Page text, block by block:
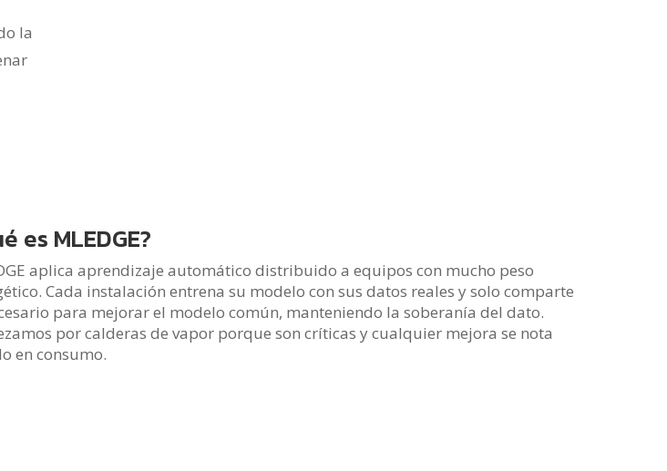
la
es MLEDGE?
aplica aprendizaje automático distribuido a equipos con mucho peso
Cada instalación entrena su modelo con sus datos reales y solo comparte
para mejorar el modelo común, manteniendo la soberanía del dato.
por calderas de vapor porque son críticas y cualquier mejora se nota
en consumo.